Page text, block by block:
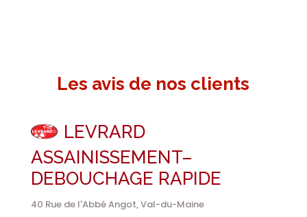
Les avis de nos clients
LEVRARD
ASSAINISSEMENT–
DEBOUCHAGE RAPIDE
40 Rue de l'Abbé Angot, Val-du-Maine